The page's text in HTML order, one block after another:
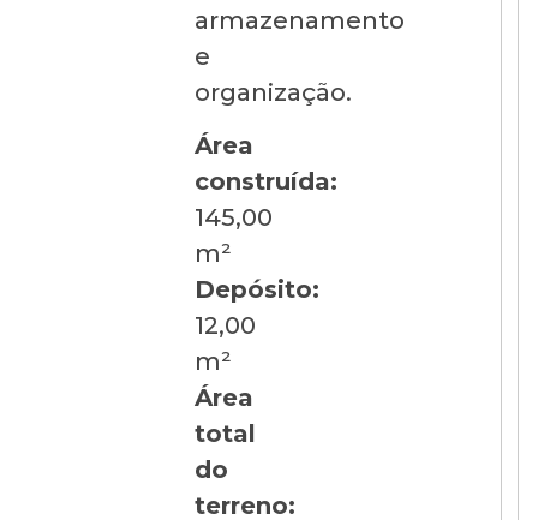
armazenamento
e
organização.
Área
construída:
145,00
m²
Depósito:
12,00
m²
Área
total
do
terreno: